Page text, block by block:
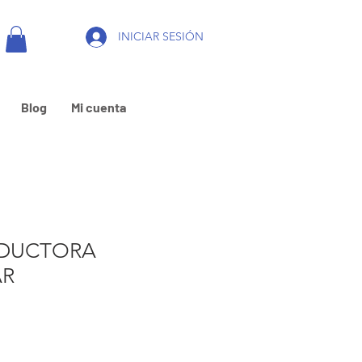
INICIAR SESIÓN
Blog Mi cuenta